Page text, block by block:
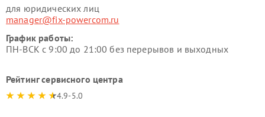
для юридических лиц
manager@fix-powercom.ru
График работы:
ПН-ВСК с 9:00 до 21:00 без перерывов и выходных
Рейтинг сервисного центра
4.9-5.0